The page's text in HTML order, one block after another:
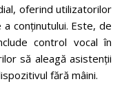
oferind utilizatorilor
conținutului. Este, de
control vocal în
să aleagă asistenții
fără mâini.